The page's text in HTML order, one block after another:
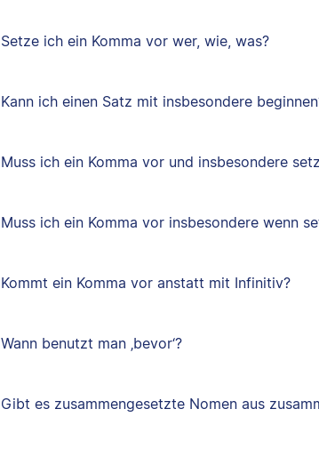
Setze ich ein Komma vor wer, wie, was?
Kann ich einen Satz mit insbesondere
Muss ich ein Komma vor und insbesondere
Muss ich ein Komma vor insbesondere wenn
Kommt ein Komma vor anstatt mit Infinitiv?
Wann benutzt man ‚bevor‘?
Gibt es zusammengesetzte Nomen aus